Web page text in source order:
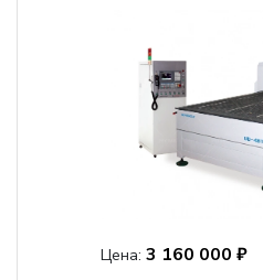
Цена: 3 160 000 ₽